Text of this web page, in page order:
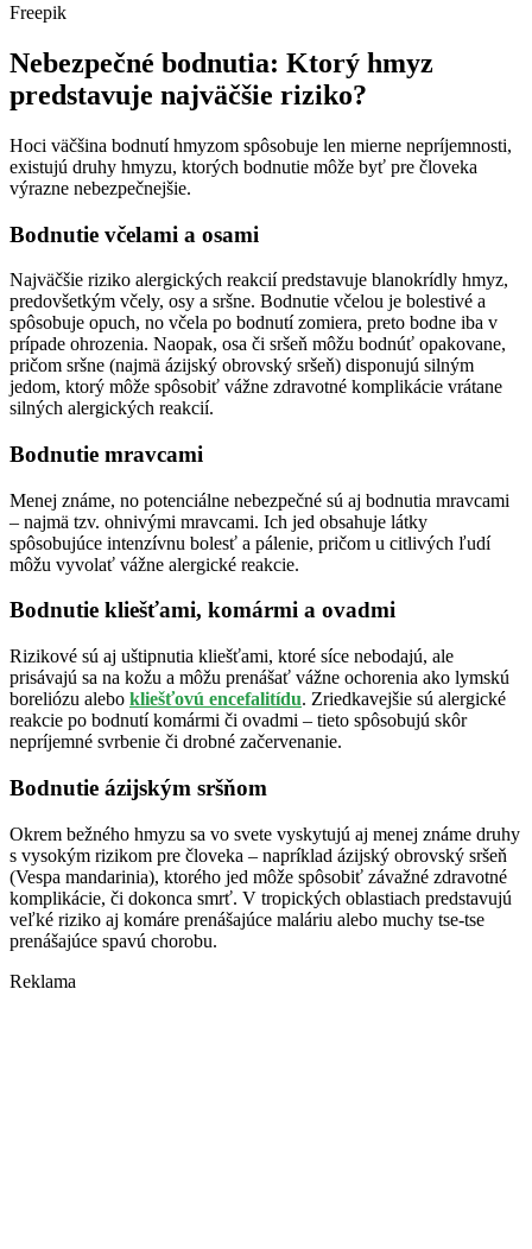
Freepik
Nebezpečné bodnutia: Ktorý hmyz
predstavuje najväčšie riziko?
Hoci väčšina bodnutí hmyzom spôsobuje len mierne nepríjemnosti,
existujú druhy hmyzu, ktorých bodnutie môže byť pre človeka
výrazne nebezpečnejšie.
Bodnutie včelami a osami
Najväčšie riziko alergických reakcií predstavuje blanokrídly hmyz,
predovšetkým včely, osy a sršne. Bodnutie včelou je bolestivé a
spôsobuje opuch, no včela po bodnutí zomiera, preto bodne iba v
prípade ohrozenia. Naopak, osa či sršeň môžu bodnúť opakovane,
pričom sršne (najmä ázijský obrovský sršeň) disponujú silným
jedom, ktorý môže spôsobiť vážne zdravotné komplikácie vrátane
silných alergických reakcií.
Bodnutie mravcami
Menej známe, no potenciálne nebezpečné sú aj bodnutia mravcami
– najmä tzv. ohnivými mravcami. Ich jed obsahuje látky
spôsobujúce intenzívnu bolesť a pálenie, pričom u citlivých ľudí
môžu vyvolať vážne alergické reakcie.
Bodnutie kliešťami, komármi a ovadmi
Rizikové sú aj uštipnutia kliešťami, ktoré síce nebodajú, ale
prisávajú sa na kožu a môžu prenášať vážne ochorenia ako lymskú
boreliózu alebo kliešťovú encefalitídu. Zriedkavejšie sú alergické
reakcie po bodnutí komármi či ovadmi – tieto spôsobujú skôr
nepríjemné svrbenie či drobné začervenanie.
Bodnutie ázijským sršňom
Okrem bežného hmyzu sa vo svete vyskytujú aj menej známe druhy
s vysokým rizikom pre človeka – napríklad ázijský obrovský sršeň
(Vespa mandarinia), ktorého jed môže spôsobiť závažné zdravotné
komplikácie, či dokonca smrť. V tropických oblastiach predstavujú
veľké riziko aj komáre prenášajúce maláriu alebo muchy tse-tse
prenášajúce spavú chorobu.
Reklama